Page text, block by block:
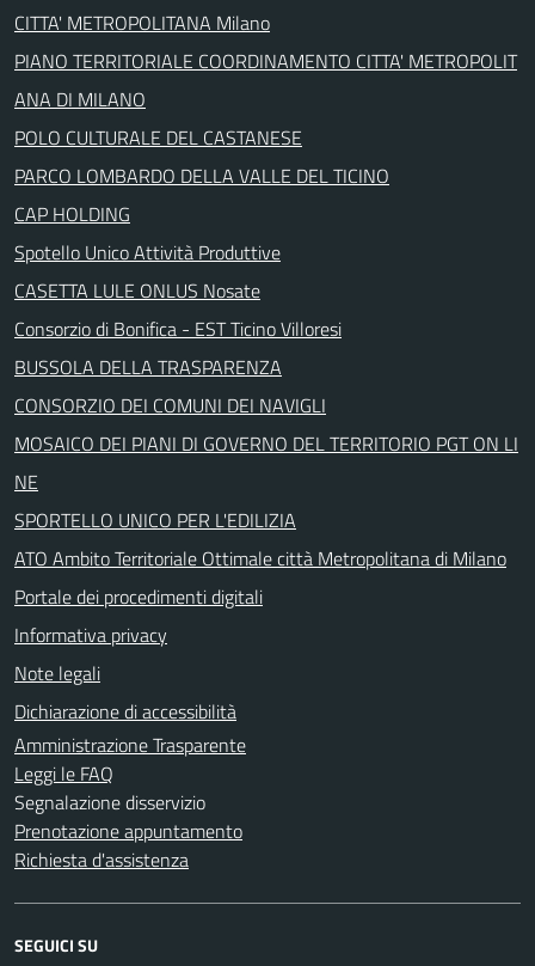
CITTA' METROPOLITANA Milano
PIANO TERRITORIALE COORDINAMENTO CITTA' METROPOLIT
ANA DI MILANO
POLO CULTURALE DEL CASTANESE
PARCO LOMBARDO DELLA VALLE DEL TICINO
CAP HOLDING
Spotello Unico Attività Produttive
CASETTA LULE ONLUS Nosate
Consorzio di Bonifica - EST Ticino Villoresi
BUSSOLA DELLA TRASPARENZA
CONSORZIO DEI COMUNI DEI NAVIGLI
MOSAICO DEI PIANI DI GOVERNO DEL TERRITORIO PGT ON LI
NE
SPORTELLO UNICO PER L'EDILIZIA
ATO Ambito Territoriale Ottimale città Metropolitana di Milano
Portale dei procedimenti digitali
Informativa privacy
Note legali
Dichiarazione di accessibilità
Amministrazione Trasparente
Leggi le FAQ
Segnalazione disservizio
Prenotazione appuntamento
Richiesta d'assistenza
SEGUICI SU